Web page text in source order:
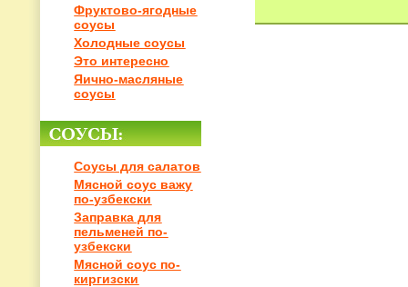
Фруктово-ягодные
соусы
Холодные соусы
Это интересно
Яично-масляные
соусы
Соусы для салатов
Мясной соус важу
по-узбекски
Заправка для
пельменей по-
узбекски
Мясной соус по-
киргизски